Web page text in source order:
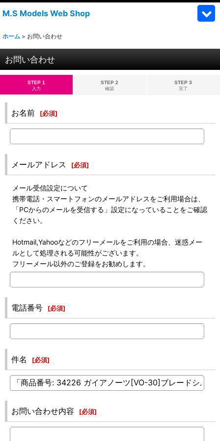
M.S Models Web Shop
ホーム > お問い合わせ
お問い合わせ
STEP 1
入力
STEP 2
確認
STEP 3
完了
お名前 [必須]
メールアドレス [必須]
メール受信設定について
携帯電話・スマートフォンのメールアドレスをご利用場合は、
「PCからのメールを受信する」設定になっていることをご確認
ください。
Hotmail,Yahooなどのフリーメールをご利用の場合、迷惑メー
ルとして処理される可能性がございます。
フリーメール以外のご登録をお勧めします。
電話番号 [必須]
件名 [必須]
お問い合わせ内容 [必須]